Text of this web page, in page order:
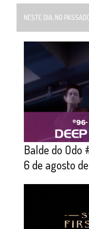
NESTE DIA, NO PASSADO
Balde do Odo
6 de agosto